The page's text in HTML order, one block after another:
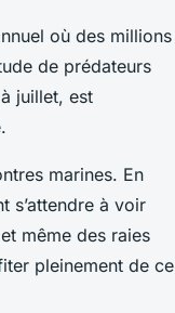
où des millions
de prédateurs
juillet, est
marines. En
s’attendre à voir
même des raies
pleinement de ce